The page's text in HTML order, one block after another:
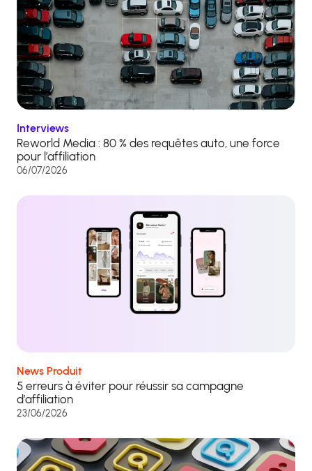
Interviews
Reworld Media : 80 % des requêtes auto, une force
pour l’affiliation
06/07/2026
News Produit
5 erreurs à éviter pour réussir sa campagne
d’affiliation
23/06/2026